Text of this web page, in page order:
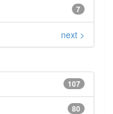
7
next >
107
80